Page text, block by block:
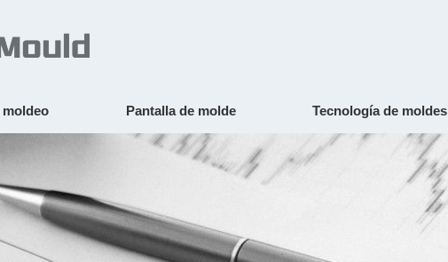
moldeo Pantalla de molde Tecnología de moldes